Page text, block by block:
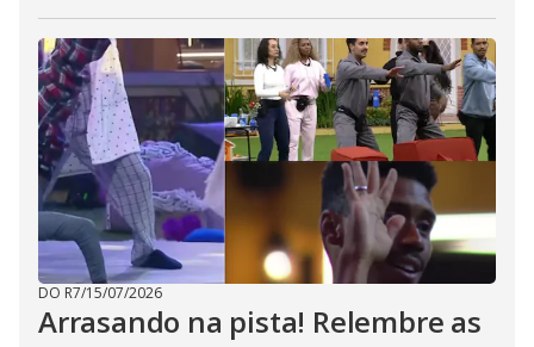
DO R7/15/07/2026
Arrasando na pista! Relembre as